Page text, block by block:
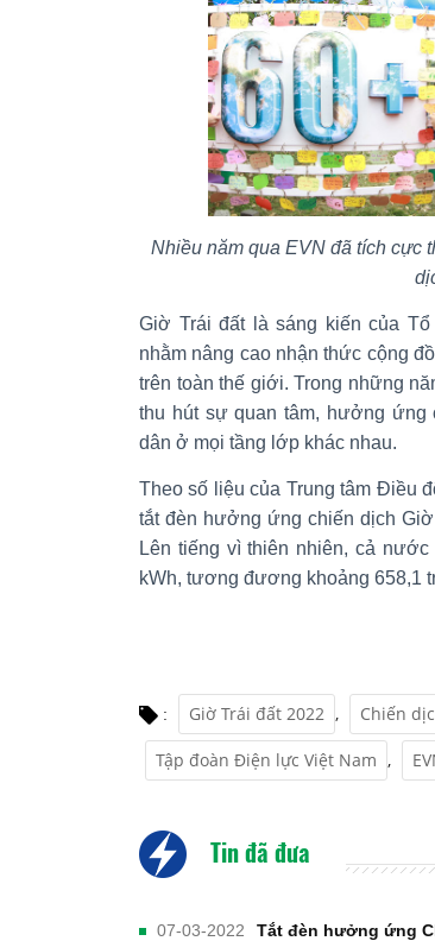
Nhiều năm qua EVN đã tích cực
Giờ Trái đất là sáng kiến của
nhằm nâng cao nhận thức cộng
trên toàn thế giới. Trong những
thu hút sự quan tâm, hưởng ứng
dân ở mọi tầng lớp khác nhau.
Theo số liệu của Trung tâm Điều
tắt đèn hưởng ứng chiến dịch
Lên tiếng vì thiên nhiên, cả
kWh, tương đương khoảng 658,1
: Giờ Trái đất 2022 , Chiến
Tập đoàn Điện lực Việt Nam ,
Tin đã đưa
07-03-2022 Tắt đèn hưởng ứng